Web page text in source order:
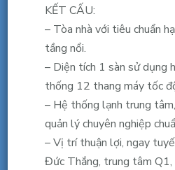
từ
55.8
tr/th
bao
thuế
phí
KẾT CẤU:
– Tòa nhà với tiêu chuẩn
tầng nổi.
– Diện tích 1 sàn sử dụng
thống 12 thang máy tốc
– Hệ thống lạnh trung
quản lý chuyên nghiệp
– Vị trí thuận lợi, ngay
Đức Thắng, trung tâm